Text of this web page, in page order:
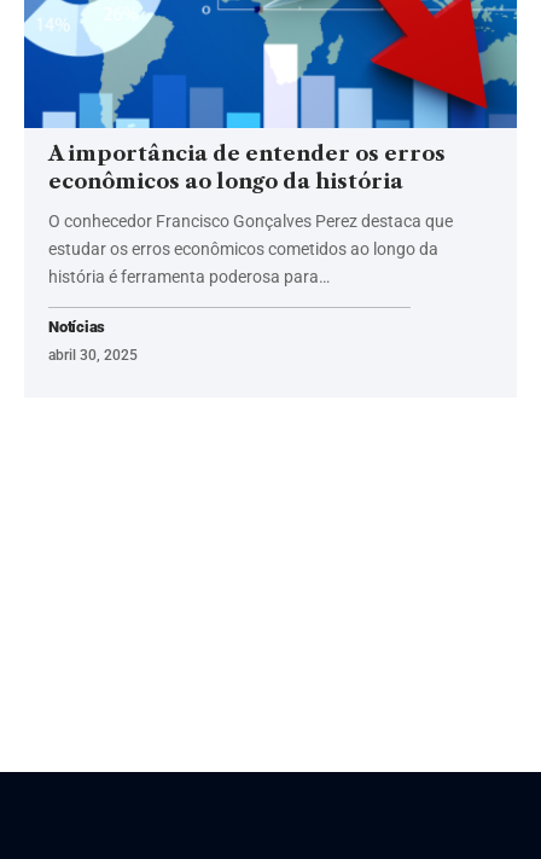
A importância de entender os erros
econômicos ao longo da história
O conhecedor Francisco Gonçalves Perez destaca que
estudar os erros econômicos cometidos ao longo da
história é ferramenta poderosa para…
Notícias
abril 30, 2025